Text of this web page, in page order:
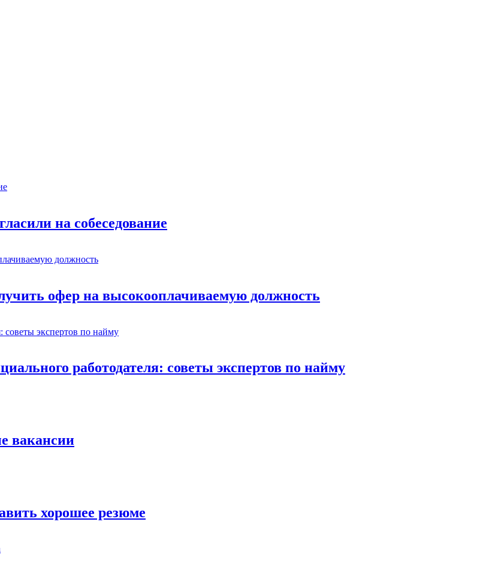
на собеседование
офер на высокооплачиваемую должность
работодателя: советы экспертов по найму
вакансии
хорошее резюме